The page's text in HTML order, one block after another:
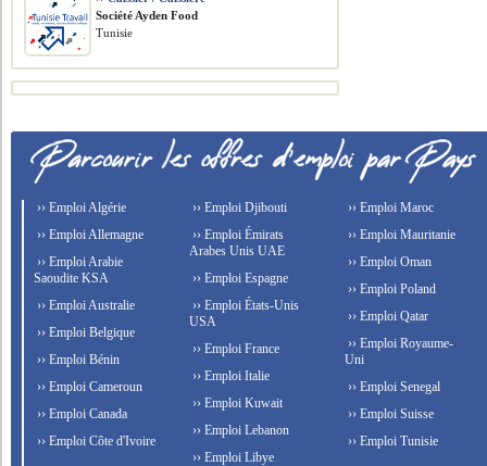
Société Ayden Food
Tunisie
›› Emploi Algérie
›› Emploi Allemagne
›› Emploi Arabie
Saoudite KSA
›› Emploi Australie
›› Emploi Belgique
›› Emploi Bénin
›› Emploi Cameroun
›› Emploi Canada
›› Emploi Côte d'Ivoire
›› Emploi Djibouti
›› Emploi Émirats
Arabes Unis UAE
›› Emploi Espagne
›› Emploi États-Unis
USA
›› Emploi France
›› Emploi Italie
›› Emploi Kuwait
›› Emploi Lebanon
›› Emploi Libye
›› Emploi Maroc
›› Emploi Mauritanie
›› Emploi Oman
›› Emploi Poland
›› Emploi Qatar
›› Emploi Royaume-
Uni
›› Emploi Senegal
›› Emploi Suisse
›› Emploi Tunisie